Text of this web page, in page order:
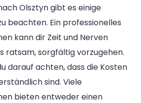
Olsztyn gibt es einige
beachten. Ein professionelles
kann dir Zeit und Nerven
ratsam, sorgfältig vorzugehen.
darauf achten, dass die Kosten
sind. Viele
bieten entweder einen